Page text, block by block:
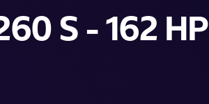
S - 162 HP